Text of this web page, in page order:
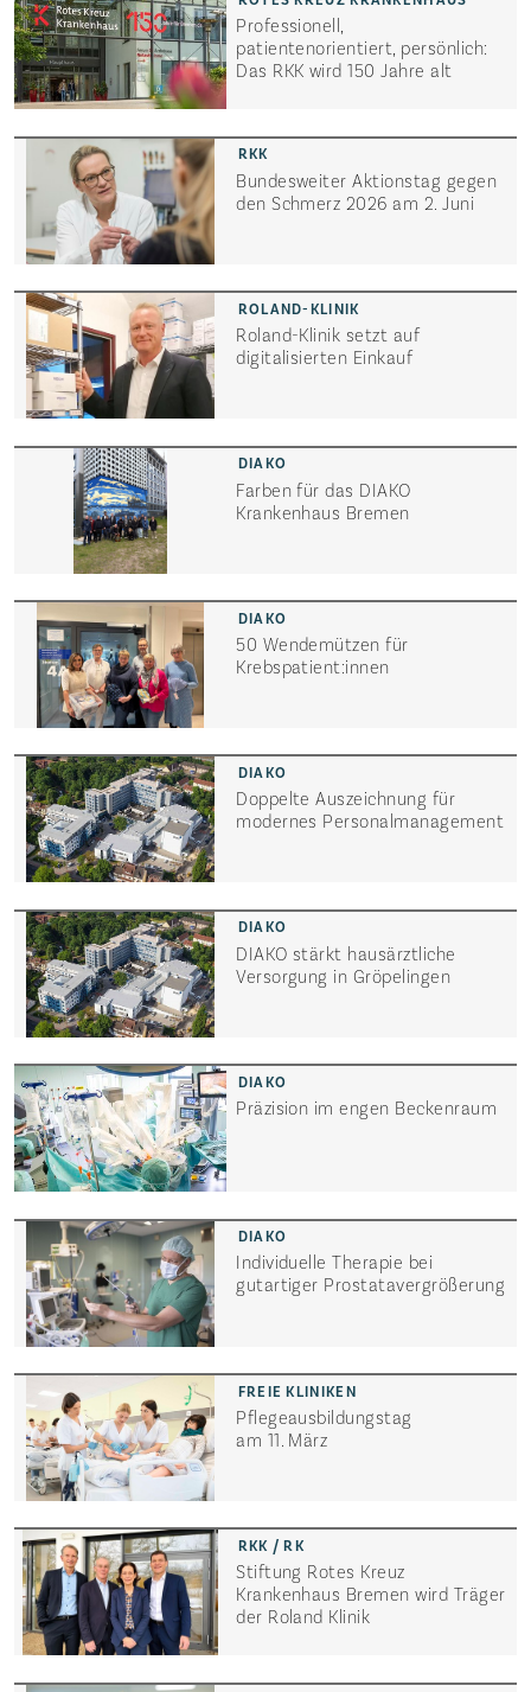
Professionell,
patientenorientiert, persönlich:
Das RKK wird 150 Jahre alt
Bundesweiter Aktionstag gegen
den Schmerz 2026 am 2. Juni
Roland-Klinik setzt auf
digitalisierten Einkauf
Farben für das DIAKO
Krankenhaus Bremen
50 Wendemützen für
Krebspatient:innen
Doppelte Auszeichnung für
modernes Personal­management
DIAKO stärkt hausärztliche
Versorgung in Gröpelingen
Präzision im engen Beckenraum
Individuelle Therapie bei
gutartiger Prostata­vergrößerung
Pflegeausbildungstag
am 11. März
Stiftung Rotes Kreuz
Krankenhaus Bremen wird Träger
der Roland Klinik
Startseite
Die Freien Kliniken
Veranstaltungen